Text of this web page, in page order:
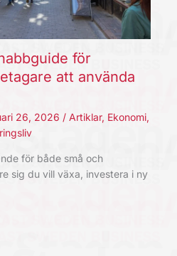
för
att använda
26, 2026 / Artiklar, Ekonomi,
för både små och
sig du vill växa, investera i ny